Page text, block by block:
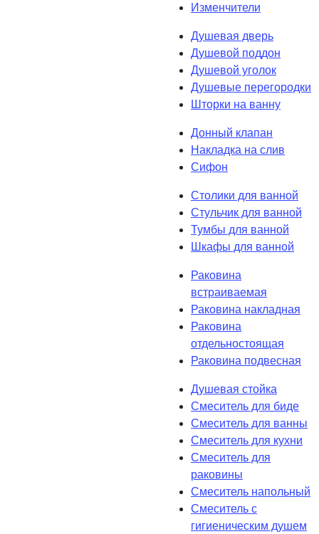
Изменчители
Душевая дверь
Душевой поддон
Душевой уголок
Душевые перегородки
Шторки на ванну
Донный клапан
Накладка на слив
Сифон
Столики для ванной
Стульчик для ванной
Тумбы для ванной
Шкафы для ванной
Раковина
встраиваемая
Раковина накладная
Раковина
отдельностоящая
Раковина подвесная
Душевая стойка
Смеситель для биде
Смеситель для ванны
Смеситель для кухни
Смеситель для
раковины
Смеситель напольный
Смеситель с
гигиеническим душем